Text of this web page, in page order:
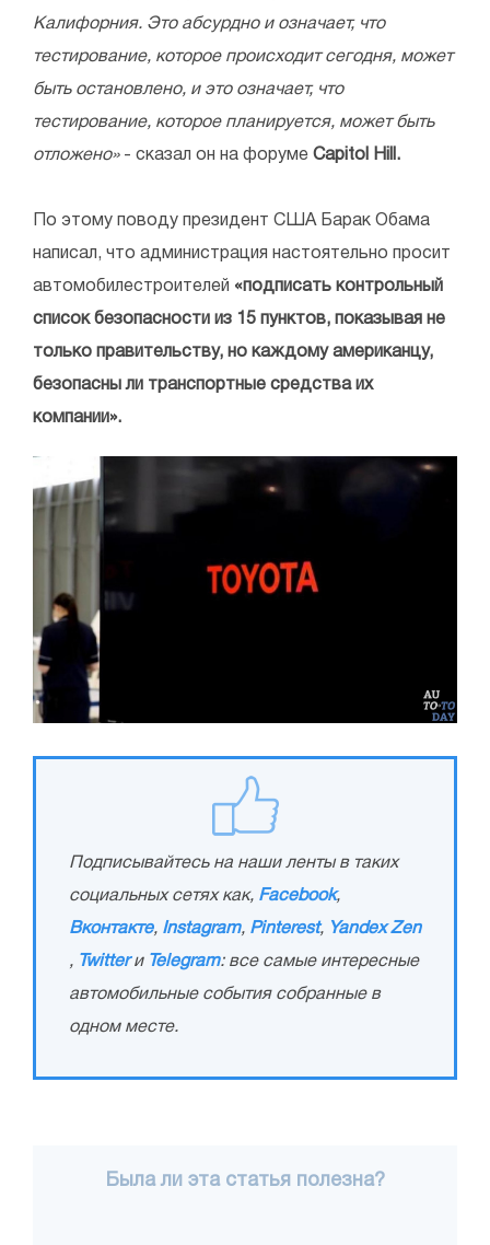
Калифорния. Это абсурдно и означает, что
тестирование, которое происходит сегодня, может
быть остановлено, и это означает, что
тестирование, которое планируется, может быть
отложено»- сказал он на форуме Capitol Hill.
По этому поводу президент США Барак Обама
написал, что администрация настоятельно просит
автомобилестроителей «подписать контрольный
список безопасности из 15 пунктов, показывая не
только правительству, но каждому американцу,
безопасны ли транспортные средства их
компании».
Подписывайтесь на наши ленты в таких
социальных сетях как, Facebook,
Вконтакте, Instagram, Pinterest, Yandex Zen
, Twitterи Telegram: все самые интересные
автомобильные события собранные в
одном месте.
Была ли эта статья полезна?